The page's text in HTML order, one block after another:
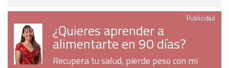
Publicidad
¿Quieres aprender a
alimentarte en 90 días?
Recupera tu salud, pierde peso con mi